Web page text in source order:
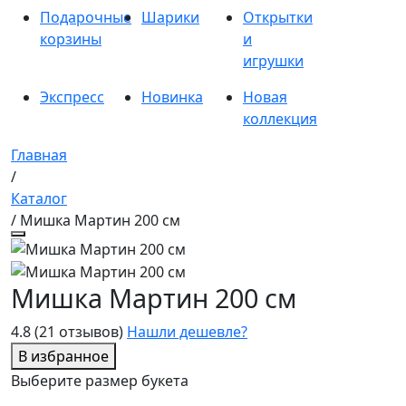
Подарочные
корзины
Шарики
Открытки
и
игрушки
Экспресс
Новинка
Новая
коллекция
Главная
/
Каталог
/ Мишка Мартин 200 см
4.8(21 отзывов) Нашли дешевле?
В избранное
Мишка Мартин 200 см
Выберите размер букета